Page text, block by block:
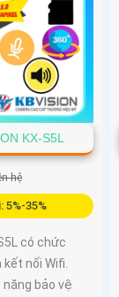
KX-S5L
hệ
5%-35%
có chức
nối Wifi.
bảo vệ